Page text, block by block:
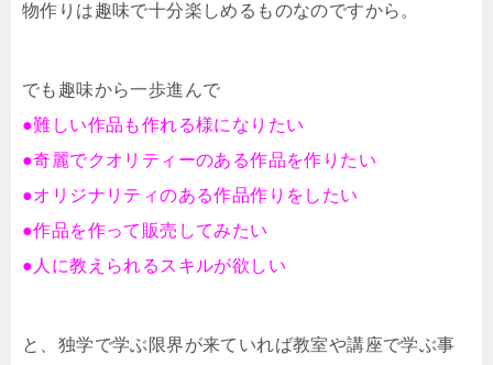
物作りは趣味で十分楽しめるものなのですから。
でも趣味から一歩進んで
●難しい作品も作れる様になりたい
●奇麗でクオリティーのある作品を作りたい
●オリジナリティのある作品作りをしたい
●作品を作って販売してみたい
●人に教えられるスキルが欲しい
と、 独学で学ぶ限界が来ていれば教室や講座で学ぶ事